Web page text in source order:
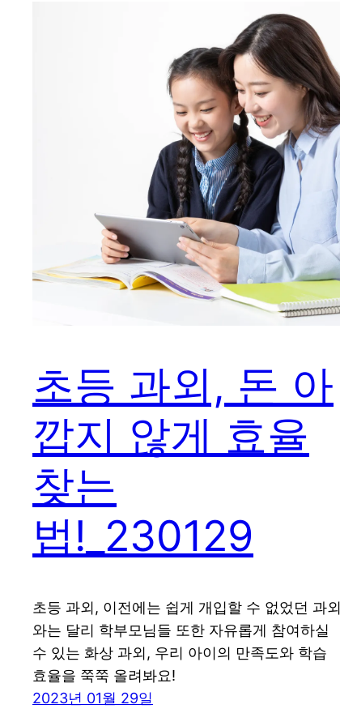
초등 과외, 돈 아
깝지 않게 효율
찾는
법!_230129
초등 과외, 이전에는 쉽게 개입할 수 없었던 과외
와는 달리 학부모님들 또한 자유롭게 참여하실
수 있는 화상 과외, 우리 아이의 만족도와 학습
효율을 쭉쭉 올려봐요!
2023년 01월 29일